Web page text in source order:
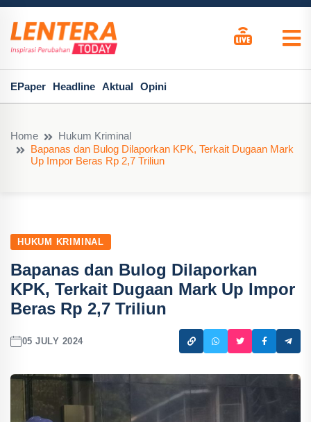
EPaper Headline Aktual Opini
Home
Hukum Kriminal
Bapanas dan Bulog Dilaporkan KPK, Terkait Dugaan Mark
Up Impor Beras Rp 2,7 Triliun
HUKUM KRIMINAL
Bapanas dan Bulog Dilaporkan
KPK, Terkait Dugaan Mark Up Impor
Beras Rp 2,7 Triliun
05 JULY 2024